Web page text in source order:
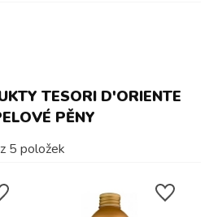
TESORI D'ORIENTE
PĚNY
z 5 položek